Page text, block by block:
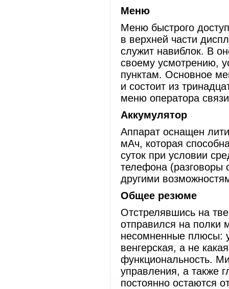
Меню
Меню быстрого
в верхней части
служит навиблок. В
своему усмотрению,
пунктам. Основное
и состоит из
меню оператора
Аккумулятор
Аппарат оснащен
мАч, которая
суток при условии
телефона (разговоры
другими
Общее резюме
Отстрелявшись на
отправился на полки
несомненные плюсы:
венгерская, а не
функциональность.
управления, а также
постоянно остаются